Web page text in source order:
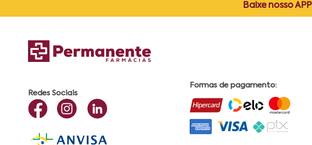
Baixe nosso APP
Redes Sociais
Formas de pagamento: